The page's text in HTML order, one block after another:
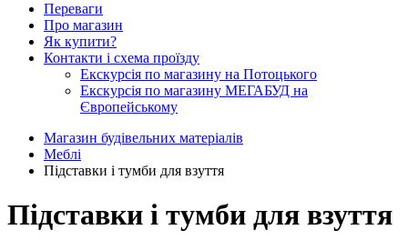
Переваги
Про магазин
Як купити?
Контакти і схема проїзду
Екскурсія по магазину на Потоцького
Екскурсія по магазину МЕГАБУД на
Європейському
Магазин будівельних матеріалів
Меблі
Підставки і тумби для взуття
Підставки і тумби для взуття